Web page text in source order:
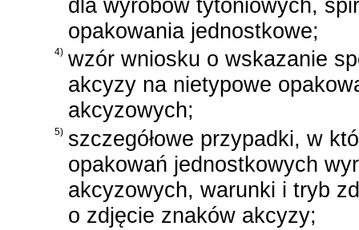
opakowania jednostkowe;
4) wzór wniosku o wskazanie
akcyzy na nietypowe
akcyzowych;
5) szczegółowe przypadki, w
opakowań jednostkowych
akcyzowych, warunki i tryb
o zdjęcie znaków akcyzy;